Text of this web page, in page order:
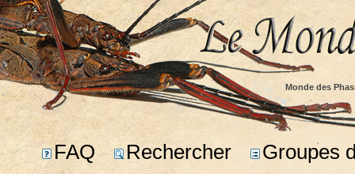
Monde des
FAQ Rechercher
Groupes